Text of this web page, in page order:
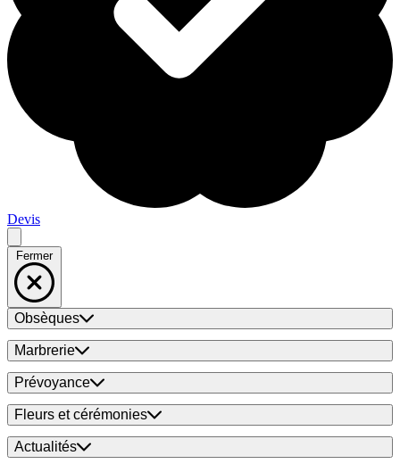
Devis
Fermer
Obsèques
Marbrerie
Prévoyance
Fleurs et cérémonies
Actualités